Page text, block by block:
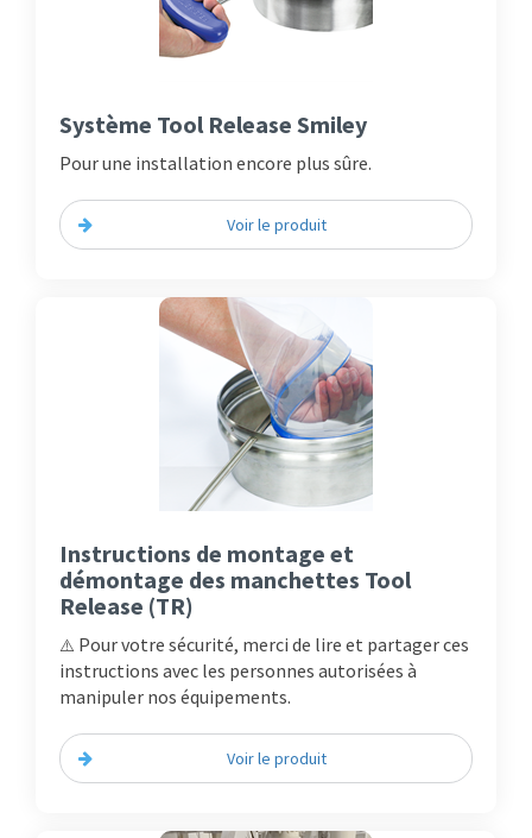
Système Tool Release Smiley
Pour une installation encore plus sûre.
Voir le produit
Instructions de montage et
démontage des manchettes Tool
Release (TR)
⚠️ Pour votre sécurité, merci de lire et partager ces
instructions avec les personnes autorisées à
manipuler nos équipements.
Voir le produit